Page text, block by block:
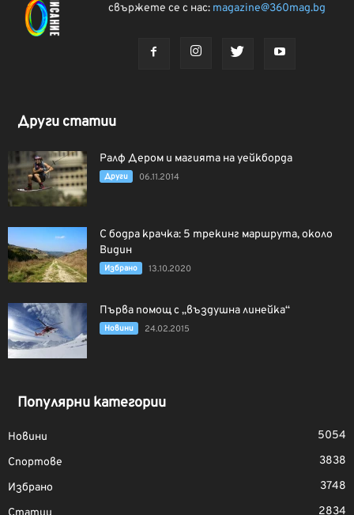
свържете се с нас: magazine@360mag.bg
Други статии
Ралф Дером и магията на уейкборда
Други 06.11.2014
С бодра крачка: 5 трекинг маршрута, около
Видин
Избрано 13.10.2020
Първа помощ с „въздушна линейка“
Новини 24.02.2015
Популярни категории
Новини
5054
Спортове
3838
Избрано
3748
2834